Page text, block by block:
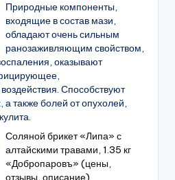
Природные компоненты,
входящие в состав мази,
обладают очень сильным
ранозаживляющим свойством,
оказывают
Способствуют
а также болей от опухолей,
Соляной брикет «Липа» с
алтайскими травами, 1.35 кг
«Добропаровъ» (цены,